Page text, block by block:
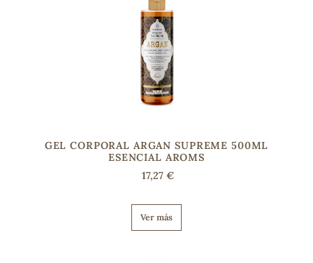
GEL CORPORAL ARGAN SUPREME 500ML
ESENCIAL AROMS
17,27 €
Ver más